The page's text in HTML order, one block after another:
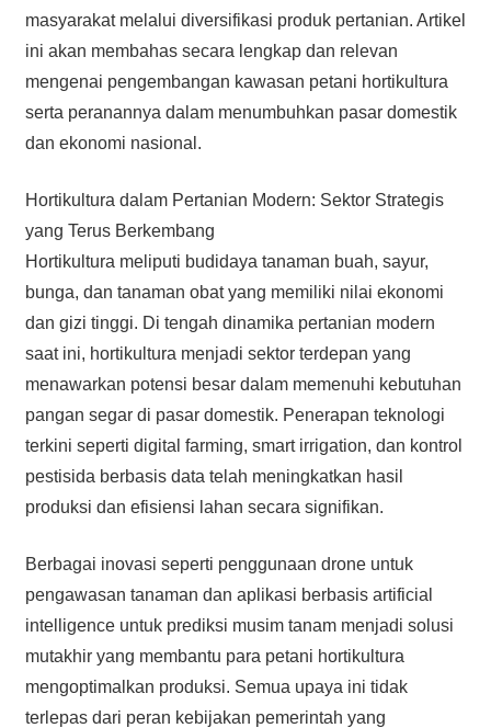
masyarakat melalui diversifikasi produk pertanian. Artikel
ini akan membahas secara lengkap dan relevan
mengenai pengembangan kawasan petani hortikultura
serta peranannya dalam menumbuhkan pasar domestik
dan ekonomi nasional.
Hortikultura dalam Pertanian Modern: Sektor Strategis
yang Terus Berkembang
Hortikultura meliputi budidaya tanaman buah, sayur,
bunga, dan tanaman obat yang memiliki nilai ekonomi
dan gizi tinggi. Di tengah dinamika pertanian modern
saat ini, hortikultura menjadi sektor terdepan yang
menawarkan potensi besar dalam memenuhi kebutuhan
pangan segar di pasar domestik. Penerapan teknologi
terkini seperti digital farming, smart irrigation, dan kontrol
pestisida berbasis data telah meningkatkan hasil
produksi dan efisiensi lahan secara signifikan.
Berbagai inovasi seperti penggunaan drone untuk
pengawasan tanaman dan aplikasi berbasis artificial
intelligence untuk prediksi musim tanam menjadi solusi
mutakhir yang membantu para petani hortikultura
mengoptimalkan produksi. Semua upaya ini tidak
terlepas dari peran kebijakan pemerintah yang